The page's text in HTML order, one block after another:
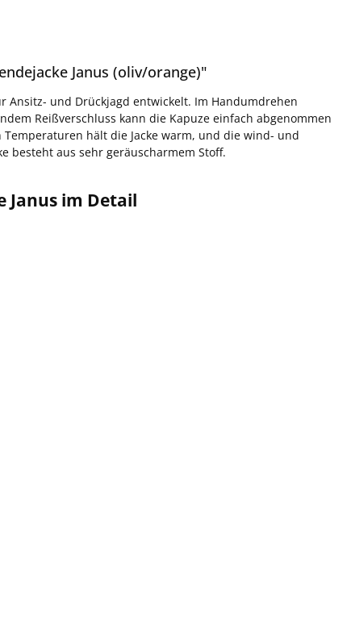
Janus (oliv/orange)"
Ansitz- und Drückjagd entwickelt. Im Handumdrehen
Reißverschluss kann die Kapuze einfach abgenommen
hält die Jacke warm, und die wind- und
besteht aus sehr geräuscharmem Stoff.
Janus im Detail